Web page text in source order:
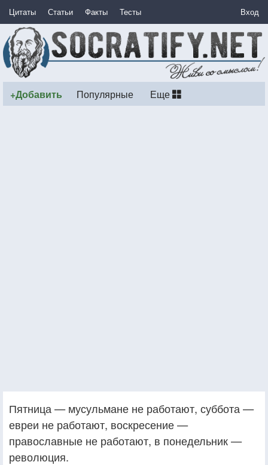
Цитаты Статьи Факты Тесты Вход
+Добавить Популярные Еще
Пятница — мусульмане не работают, суббота —
евреи не работают, воскресение —
православные не работают, в понедельник —
революция.